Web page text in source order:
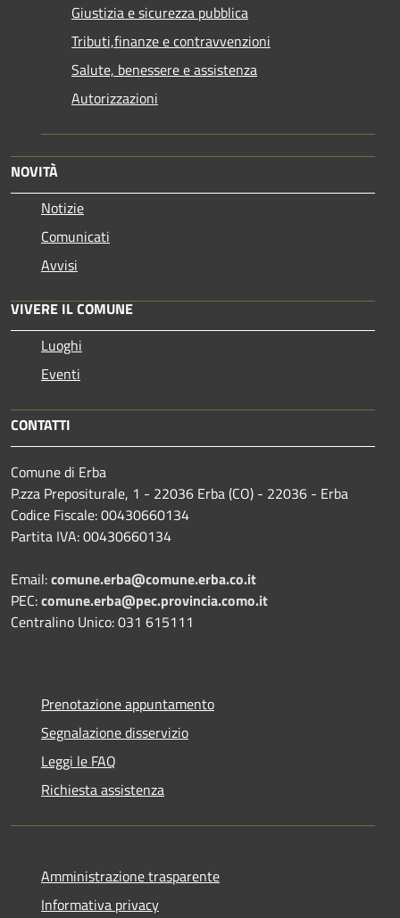
Giustizia e sicurezza pubblica
Tributi,finanze e contravvenzioni
Salute, benessere e assistenza
Autorizzazioni
NOVITÀ
Notizie
Comunicati
Avvisi
VIVERE IL COMUNE
Luoghi
Eventi
CONTATTI
Comune di Erba
P.zza Prepositurale, 1 - 22036 Erba (CO) - 22036 - Erba
Codice Fiscale: 00430660134
Partita IVA: 00430660134
Email:comune.erba@comune.erba.co.it
PEC:comune.erba@pec.provincia.como.it
Centralino Unico: 031 615111
Prenotazione appuntamento
Segnalazione disservizio
Leggi le FAQ
Richiesta assistenza
Amministrazione trasparente
Informativa privacy